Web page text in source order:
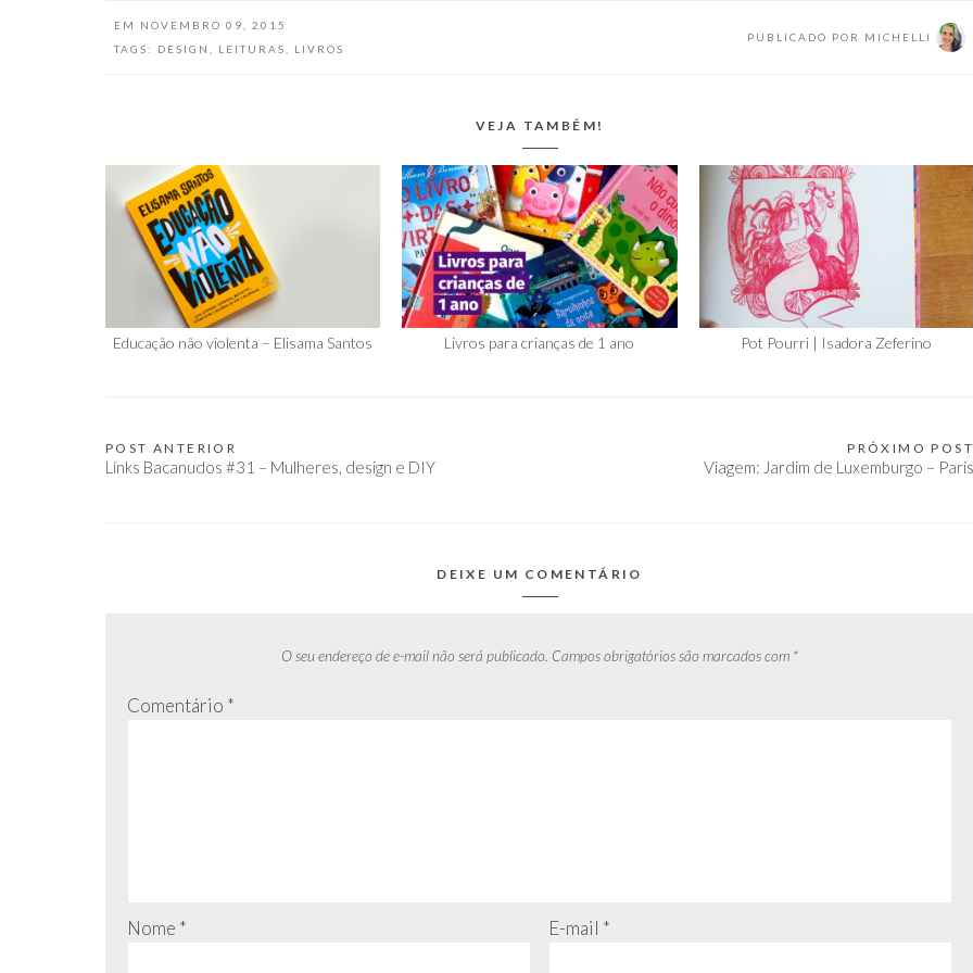
EM
NOVEMBRO 09, 2015
TAGS:
DESIGN LEITURAS LIVROS
PUBLICADO POR MICHELLI
VEJA TAMBÉM!
Educação não violenta – Elisama Santos Livros para crianças de 1 ano Pot Pourri | Isadora Zeferino
Navegação
POST ANTERIOR
Links Bacanudos #31 – Mulheres, design e DIY
PRÓXIMO POST
Viagem: Jardim de Luxemburgo – Paris
DEIXE UM COMENTÁRIO
O seu endereço de e-mail não será publicado. Campos obrigatórios são marcados com *
Comentário *
Nome * E-mail *